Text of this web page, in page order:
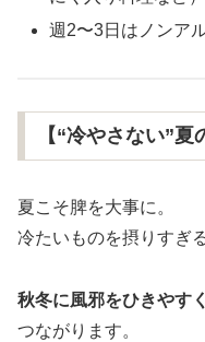
週2〜3日はノンア
【“冷やさない”夏
夏こそ脾を大事に。
冷たいものを摂りすぎる
秋冬に風邪をひきやす
つながります。